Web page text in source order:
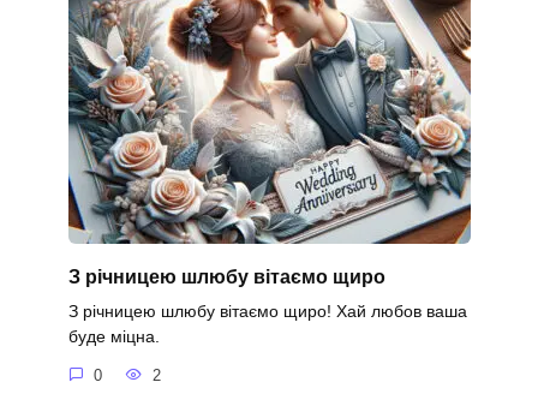
З річницею шлюбу вітаємо щиро
З річницею шлюбу вітаємо щиро! Хай любов ваша
буде міцна.
0 2